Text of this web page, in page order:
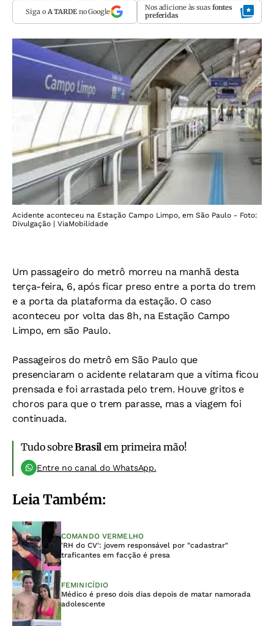
Siga o A TARDEno Google Nos adicione às suas fontes
preferidas
Acidente aconteceu na Estação Campo Limpo, em São Paulo - Foto:
Divulgação | ViaMobilidade
Um passageiro do metrô morreu na manhã desta
terça-feira, 6, após ficar preso entre a porta do trem
e a porta da plataforma da estação. O caso
aconteceu por volta das 8h, na Estação Campo
Limpo, em são Paulo.
Passageiros do metrô em São Paulo que
presenciaram o acidente relataram que a vítima ficou
prensada e foi arrastada pelo trem. Houve gritos e
choros para que o trem parasse, mas a viagem foi
continuada.
Tudo sobreBrasil em primeira mão!
Entre no canal do WhatsApp.
Leia Também:
COMANDO VERMELHO
'RH do CV': jovem responsável por "cadastrar"
traficantes em facção é presa
FEMINICÍDIO
Médico é preso dois dias depois de matar namorada
adolescente